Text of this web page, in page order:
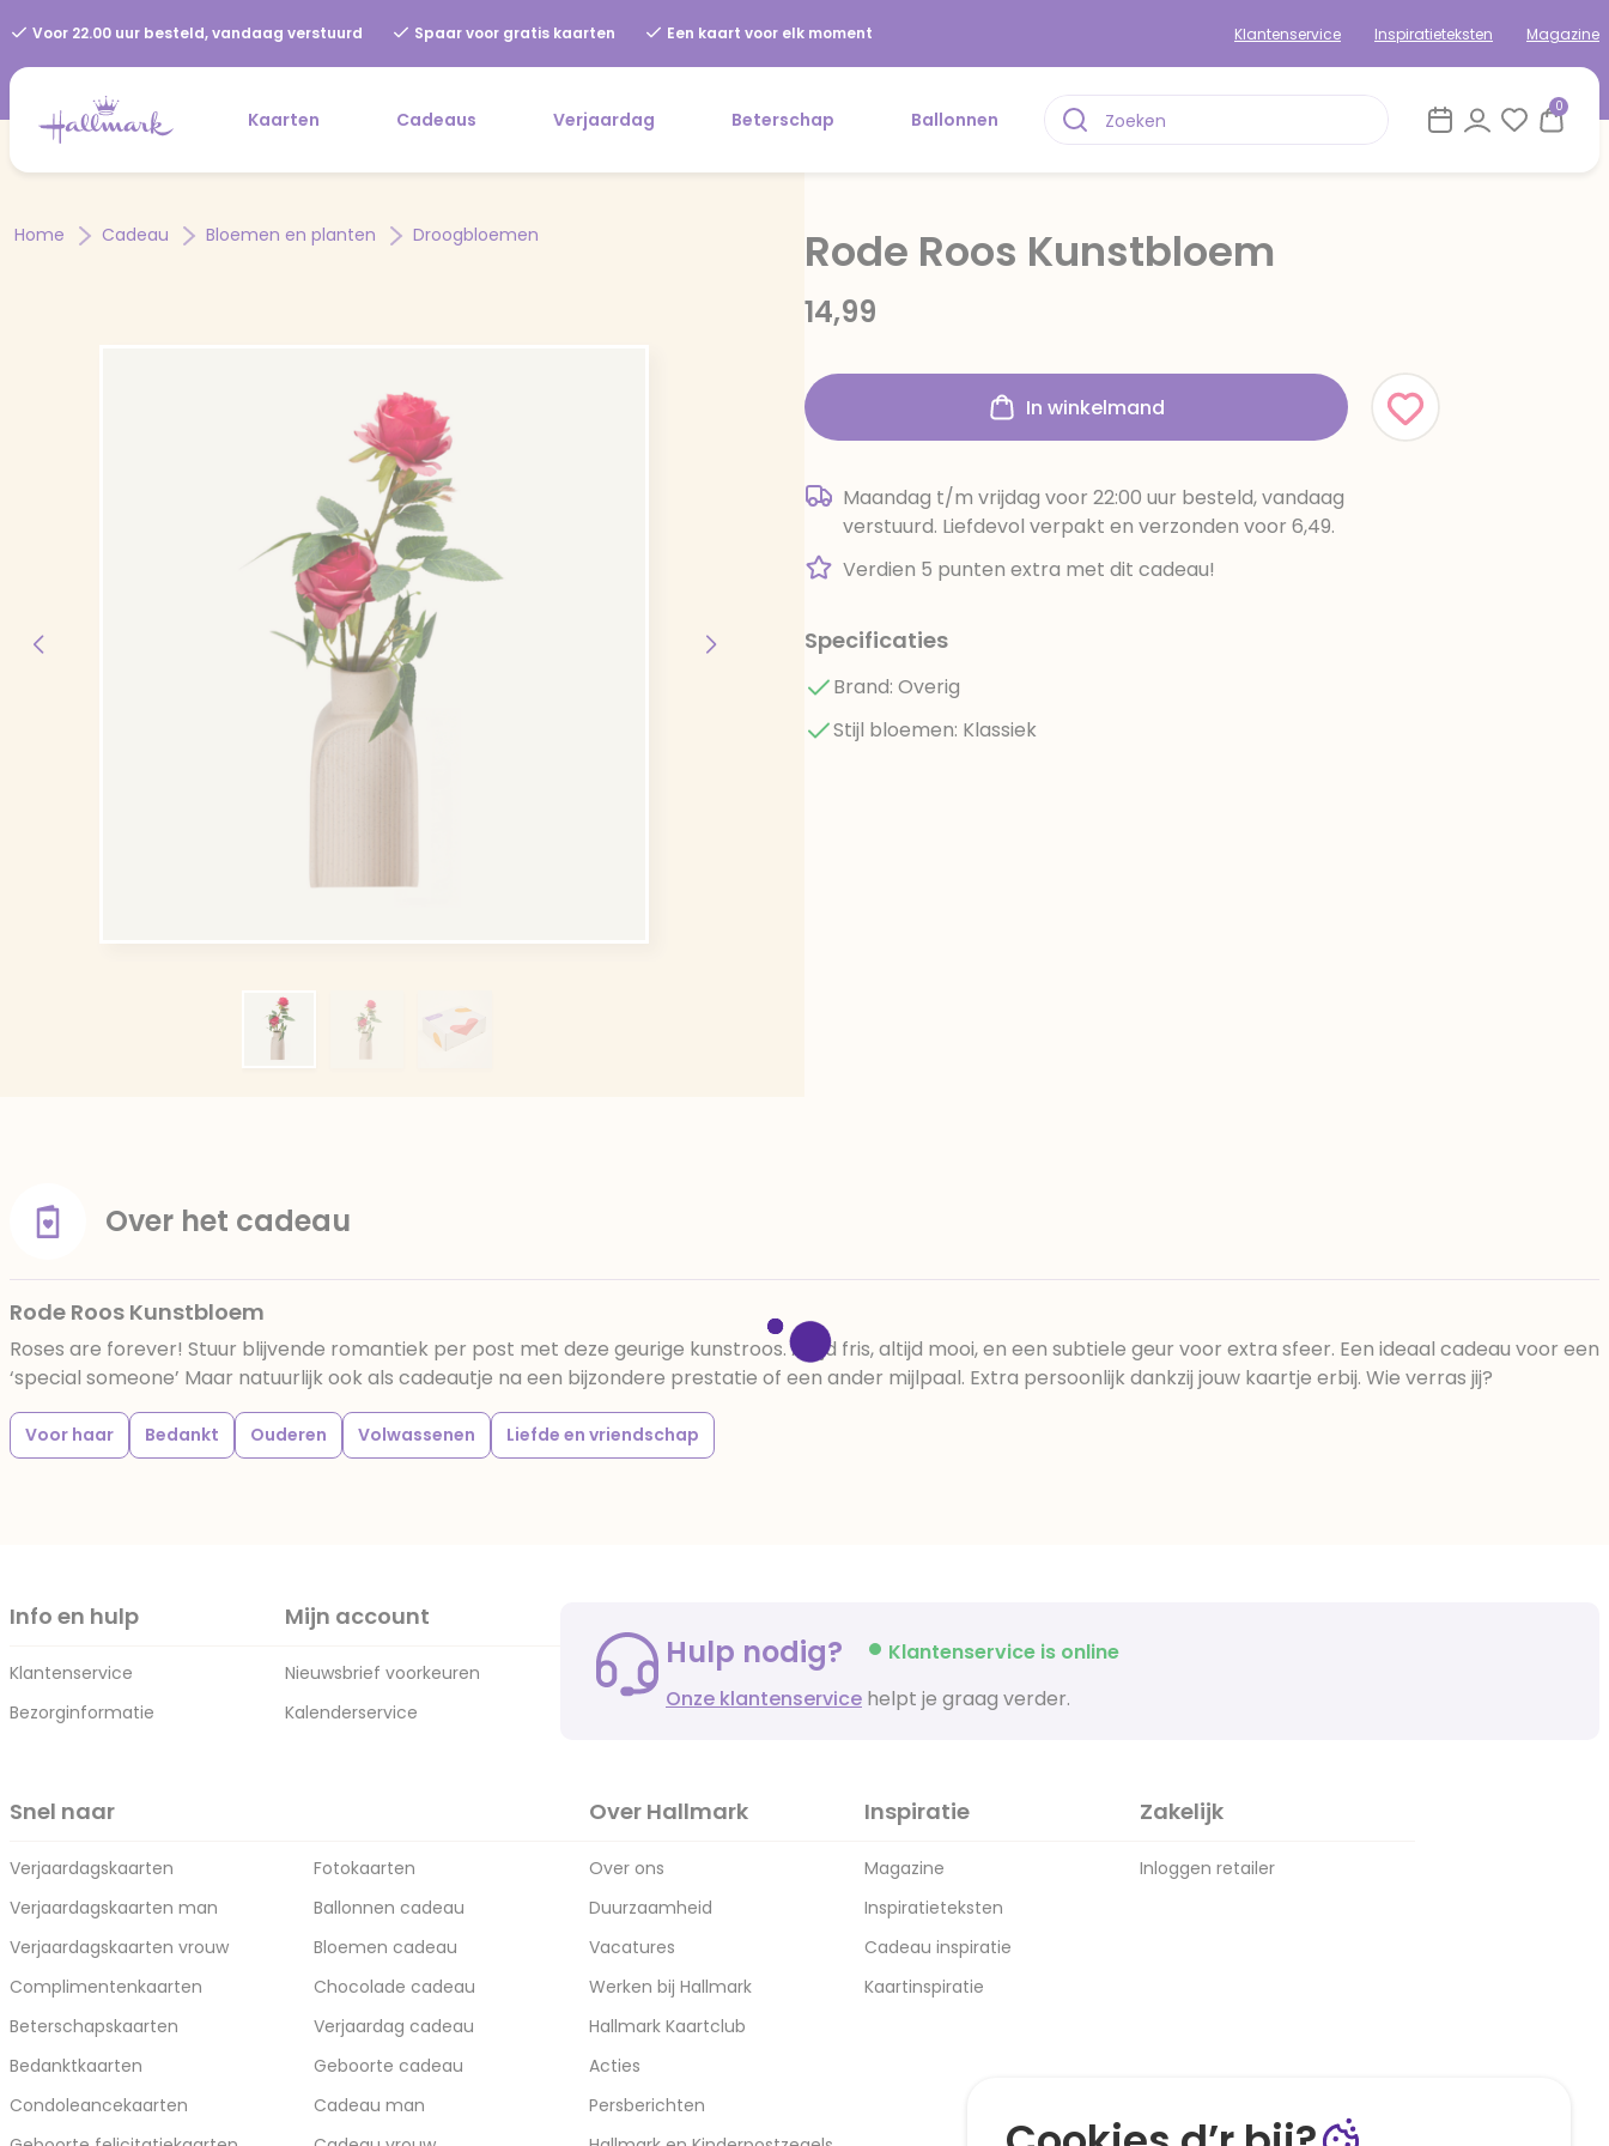
Voor 22.00 uur besteld, vandaag verstuurd Spaar voor gratis kaarten Een kaart voor elk moment Klantenservice Inspiratieteksten Magazine
Kaarten Cadeaus Verjaardag Beterschap Ballonnen
0
Home Cadeau Bloemen en planten Droogbloemen Rode Roos Kunstbloem
14,99
In winkelmand
Maandag t/m vrijdag voor 22:00 uur besteld, vandaag
verstuurd. Liefdevol verpakt en verzonden voor 6,49.
Verdien 5 punten extra met dit cadeau!
Specificaties
Brand: Overig
Stijl bloemen: Klassiek
Over het cadeau
Rode Roos Kunstbloem
Roses are forever! Stuur blijvende romantiek per post met deze geurige kunstroos. Altijd fris, altijd mooi, en een subtiele geur voor extra sfeer. Een ideaal cadeau voor een
‘special someone’ Maar natuurlijk ook als cadeautje na een bijzondere prestatie of een ander mijlpaal. Extra persoonlijk dankzij jouw kaartje erbij. Wie verras jij?
Voor haar Bedankt Ouderen Volwassenen Liefde en vriendschap
Info en hulp
Klantenservice
Bezorginformatie
Mijn account
Nieuwsbrief voorkeuren
Kalenderservice
Hulp nodig?
Klantenservice is online
Onze klantenservice helpt je graag verder.
Snel naar
Verjaardagskaarten
Verjaardagskaarten man
Verjaardagskaarten vrouw
Complimentenkaarten
Beterschapskaarten
Bedanktkaarten
Condoleancekaarten
Fotokaarten
Ballonnen cadeau
Bloemen cadeau
Chocolade cadeau
Verjaardag cadeau
Geboorte cadeau
Cadeau man
Over Hallmark
Over ons
Duurzaamheid
Vacatures
Werken bij Hallmark
Hallmark Kaartclub
Acties
Persberichten
Inspiratie
Magazine
Inspiratieteksten
Cadeau inspiratie
Kaartinspiratie
Zakelijk
Inloggen retailer